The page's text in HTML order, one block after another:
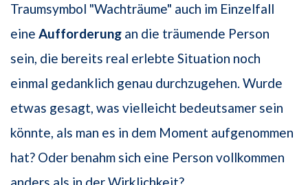
Traumsymbol "Wachträume" auch im Einzelfall
eine Aufforderung an die träumende Person
sein, die bereits real erlebte Situation noch
einmal gedanklich genau durchzugehen. Wurde
etwas gesagt, was vielleicht bedeutsamer sein
könnte, als man es in dem Moment aufgenommen
hat? Oder benahm sich eine Person vollkommen